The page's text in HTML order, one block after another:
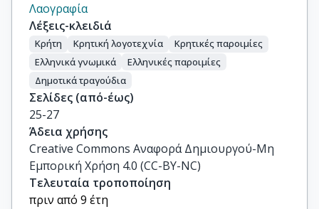
Λαογραφία
Λέξεις-κλειδιά
Κρήτη Κρητική λογοτεχνία
Κρητικές παροιμίες
Ελληνικά γνωμικά
Ελληνικές παροιμίες
Δημοτικά τραγούδια
Σελίδες (από-έως)
25-27
Άδεια χρήσης
Creative Commons Αναφορά Δημιουργού-Μη
Εμπορική Χρήση 4.0 (CC-BY-NC)
Τελευταία τροποποίηση
πριν από 9 έτη